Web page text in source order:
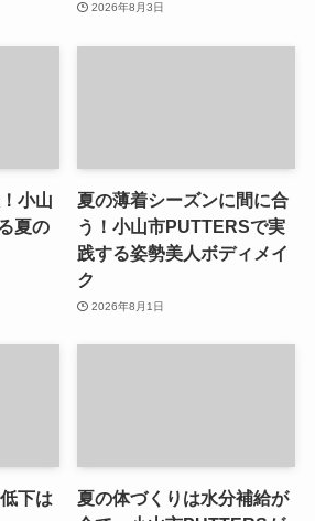
2026年8月3日
小山
夏の
夏の薄着シーズンに間に合
う！小山市PUTTERSで実
践する姿勢美人ボディメイ
ク
2026年8月1日
下は
夏の体づくりは水分補給が